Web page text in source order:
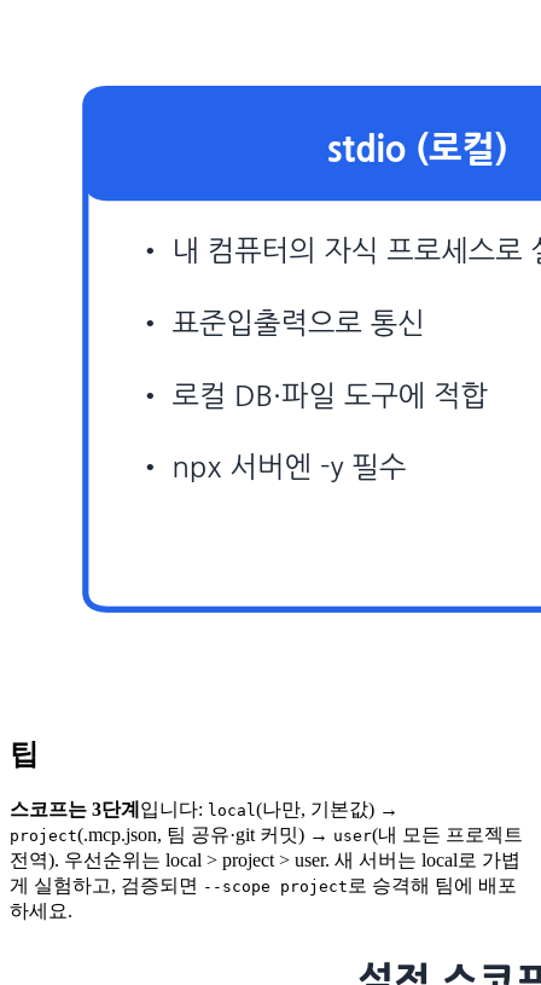
팁
스코프는 3단계 입니다: local(나만, 기본값) →
project(.mcp.json, 팀 공유·git 커밋) → user(내 모든 프로젝트
전역). 우선순위는 local > project > user. 새 서버는 local로 가볍
게 실험하고, 검증되면 --scope project 로 승격해 팀에 배포
하세요.